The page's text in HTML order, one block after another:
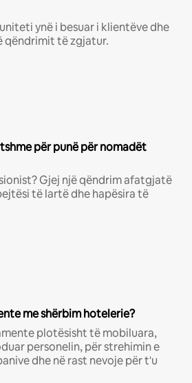
ynë i besuar i klientëve dhe
qëndrimit të zgjatur.
për punë për nomadët
Gjej një qëndrim afatgjatë
të lartë dhe hapësira të
me shërbim hotelerie?
plotësisht të mobiluara,
personelin, për strehimin e
dhe në rast nevoje për t'u